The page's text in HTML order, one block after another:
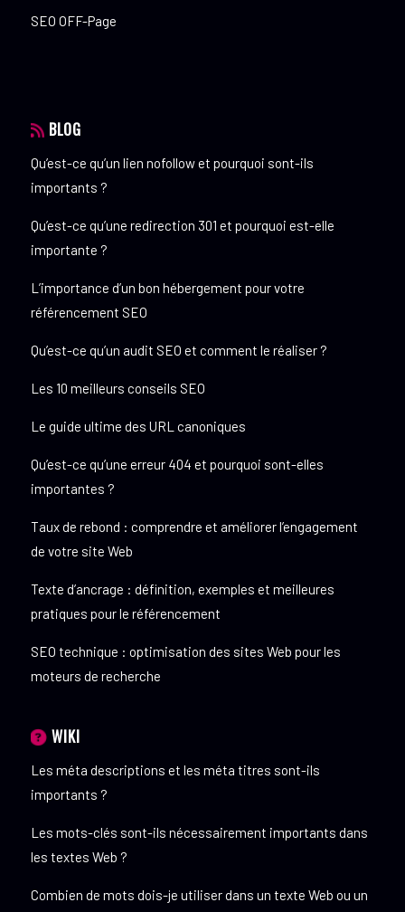
SEO OFF-Page
BLOG
Qu’est-ce qu’un lien nofollow et pourquoi sont-ils
importants ?
Qu’est-ce qu’une redirection 301 et pourquoi est-elle
importante ?
L’importance d’un bon hébergement pour votre
référencement SEO
Qu’est-ce qu’un audit SEO et comment le réaliser ?
Les 10 meilleurs conseils SEO
Le guide ultime des URL canoniques
Qu’est-ce qu’une erreur 404 et pourquoi sont-elles
importantes ?
Taux de rebond : comprendre et améliorer l’engagement
de votre site Web
Texte d’ancrage : définition, exemples et meilleures
pratiques pour le référencement
SEO technique : optimisation des sites Web pour les
moteurs de recherche
WIKI
Les méta descriptions et les méta titres sont-ils
importants ?
Les mots-clés sont-ils nécessairement importants dans
les textes Web ?
Combien de mots dois-je utiliser dans un texte Web ou un